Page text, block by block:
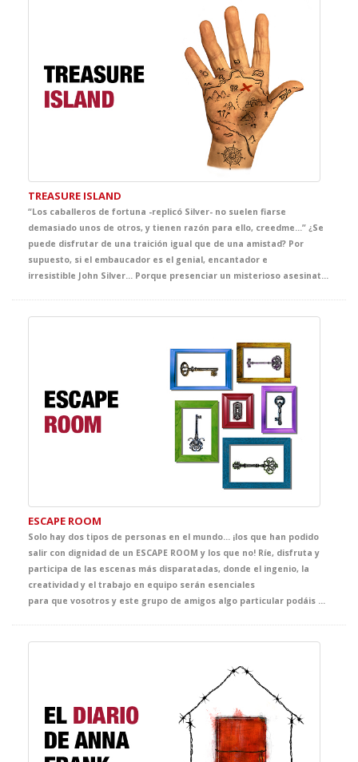
TREASURE ISLAND
“Los caballeros de fortuna -replicó Silver- no suelen fiarse
demasiado unos de otros, y tienen razón para ello, creedme…” ¿Se
puede disfrutar de una traición igual que de una amistad? Por
supuesto, si el embaucador es el genial, encantador e
ESCAPE ROOM
Solo hay dos tipos de personas en el mundo… ¡los que han podido
salir con dignidad de un ESCAPE ROOM y los que no! Ríe, disfruta y
participa de las escenas más disparatadas, donde el ingenio, la
creatividad y el trabajo en equipo serán esenciales